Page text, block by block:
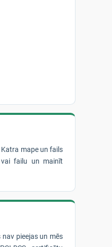
mape un fails
failu un mainīt
pieejas un mēs